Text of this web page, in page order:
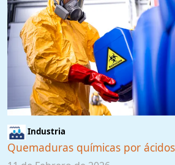
Industria
Quemaduras químicas por ácidos